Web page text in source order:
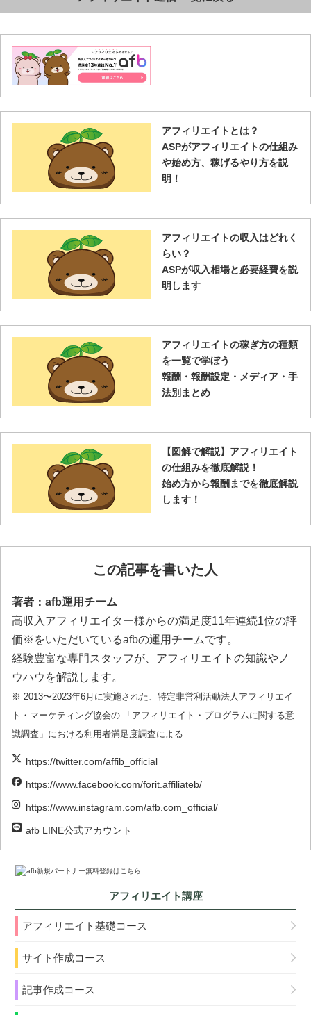
アフィリエイトとは？
ASPがアフィリエイトの仕組み
や始め方、稼げるやり方を説
明！
アフィリエイトの収入はどれく
らい？
ASPが収入相場と必要経費を説
明します
アフィリエイトの稼ぎ方の種類
を一覧で学ぼう
報酬・報酬設定・メディア・手
法別まとめ
【図解で解説】アフィリエイト
の仕組みを徹底解説！
始め方から報酬までを徹底解説
します！
この記事を書いた人
著者：afb運用チーム
高収入アフィリエイター様からの満足度11年連続1位の評
価※をいただいているafbの運用チームです。
経験豊富な専門スタッフが、アフィリエイトの知識やノ
ウハウを解説します。
※ 2013〜2023年6月に実施された、特定非営利活動法人アフィリエイ
ト・マーケティング協会の 「アフィリエイト・プログラムに関する意
識調査」における利用者満足度調査による
https://twitter.com/affib_official
https://www.facebook.com/forit.affiliateb/
https://www.instagram.com/afb.com_official/
afb LINE公式アカウント
アフィリエイト講座
アフィリエイト基礎コース
サイト作成コース
記事作成コース